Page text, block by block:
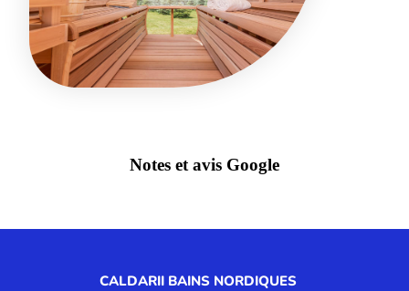
Notes et avis Google
CALDARII BAINS NORDIQUES